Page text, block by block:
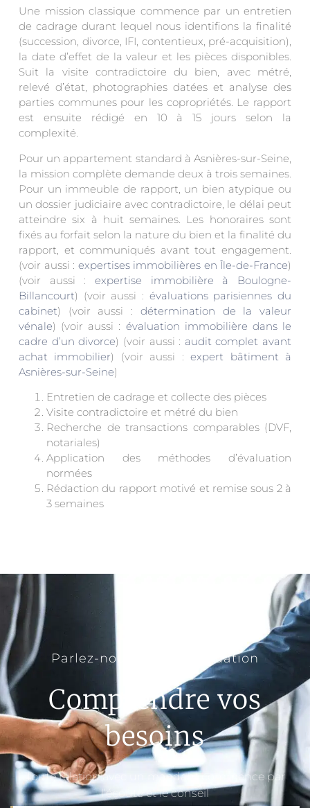
Une mission classique commence par un entretien
de cadrage durant lequel nous identifions la finalité
(succession, divorce, IFI, contentieux, pré-acquisition),
la date d’effet de la valeur et les pièces disponibles.
Suit la visite contradictoire du bien, avec métré,
relevé d’état, photographies datées et analyse des
parties communes pour les copropriétés. Le rapport
est ensuite rédigé en 10 à 15 jours selon la
complexité.
Pour un appartement standard à Asnières-sur-Seine,
la mission complète demande deux à trois semaines.
Pour un immeuble de rapport, un bien atypique ou
un dossier judiciaire avec contradictoire, le délai peut
atteindre six à huit semaines. Les honoraires sont
fixés au forfait selon la nature du bien et la finalité du
rapport, et communiqués avant tout engagement.
(voir aussi : expertises immobilières en Île-de-France)
(voir aussi : expertise immobilière à Boulogne-
Billancourt) (voir aussi : évaluations parisiennes du
cabinet) (voir aussi : détermination de la valeur
vénale) (voir aussi : évaluation immobilière dans le
cadre d’un divorce) (voir aussi : audit complet avant
achat immobilier) (voir aussi :expert bâtiment à
Asnières-sur-Seine)
Entretien de cadrage et collecte des pièces
Visite contradictoire et métré du bien
Recherche de transactions comparables (DVF,
notariales)
Application des méthodes d’évaluation
normées
Rédaction du rapport motivé et remise sous 2 à
3 semaines
Parlez-nous de votre situation
Comprendre vos
besoins
Toute relation avec un mandant commence par
l’écoute et le conseil